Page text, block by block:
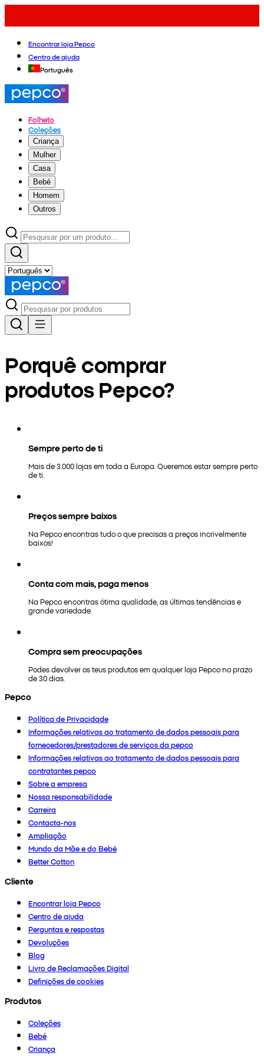
Encontrar loja Pepco
Centro de ajuda
Português
Folheto
Coleções
Criança
Mulher
Casa
Bebé
Homem
Outros
Porquê comprar
produtos Pepco?
Sempre perto de ti
Mais de 3.000 lojas em toda a Europa. Queremos estar sempre perto
de ti.
Preços sempre baixos
Na Pepco encontras tudo o que precisas a preços incrivelmente
baixos!
Conta com mais, paga menos
Na Pepco encontras ótima qualidade, as últimas tendências e
grande variedade.
Compra sem preocupações
Podes devolver os teus produtos em qualquer loja Pepco no prazo
de 30 dias.
Pepco
Política de Privacidade
Informações relativas ao tratamento de dados pessoais para
fornecedores/prestadores de serviços da pepco
Informações relativas ao tratamento de dados pessoais para
contratantes pepco
Sobre a empresa
Nossa responsabilidade
Carreira
Contacta-nos
Ampliação
Mundo da Mãe e do Bebé
Better Cotton
Cliente
Encontrar loja Pepco
Centro de ajuda
Perguntas e respostas
Devoluções
Blog
Livro de Reclamações Digital
Definições de cookies
Produtos
Coleções
Bebé
Criança